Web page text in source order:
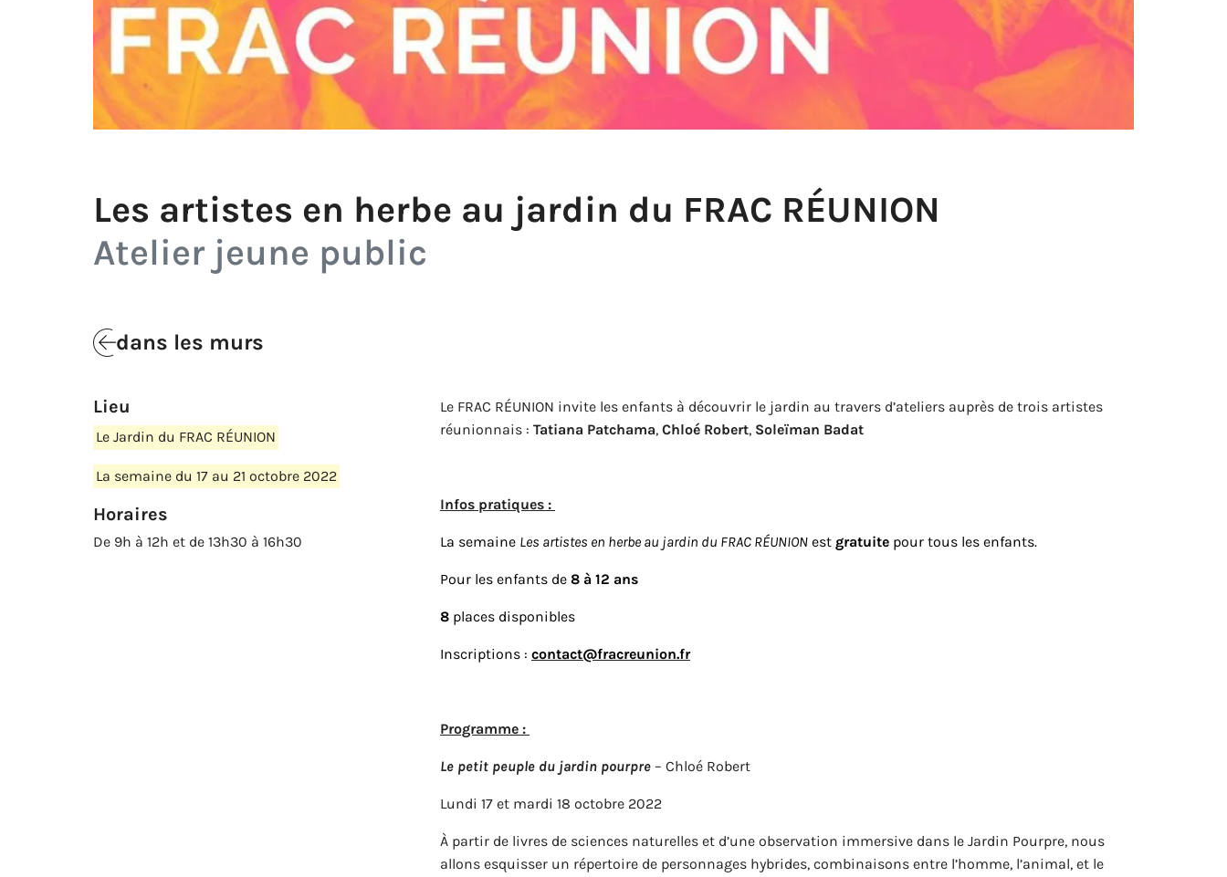
Les artistes en herbe au jardin du FRAC RÉUNION
Atelier jeune public
dans les murs
Lieu
Le Jardin du FRAC RÉUNION
La semaine du 17 au 21 octobre 2022
Horaires
De 9h à 12h et de 13h30 à 16h30
Le FRAC RÉUNION invite les enfants à découvrir le jardin au travers d’ateliers auprès de trois artistes
réunionnais : Tatiana Patchama, Chloé Robert, Soleïman Badat
Infos pratiques :
La semaine Les artistes en herbe au jardin du FRAC RÉUNION est gratuite pour tous les enfants.
Pour les enfants de 8 à 12 ans
8 places disponibles
Inscriptions : contact@fracreunion.fr
Programme :
Le petit peuple du jardin pourpre – Chloé Robert
Lundi 17 et mardi 18 octobre 2022
À partir de livres de sciences naturelles et d’une observation immersive dans le Jardin Pourpre, nous
allons esquisser un répertoire de personnages hybrides, combinaisons entre l’homme, l’animal, et le